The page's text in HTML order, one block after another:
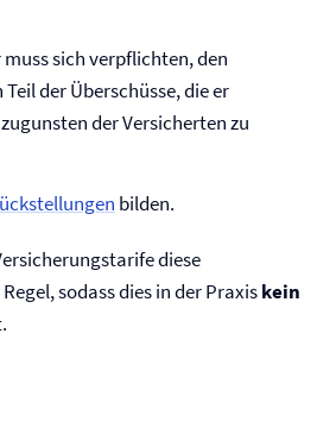
muss sich ver­pflichten, den
der Überschüsse, die er
der Versicherten zu
bilden.
diese
sodass dies in der Praxiskein